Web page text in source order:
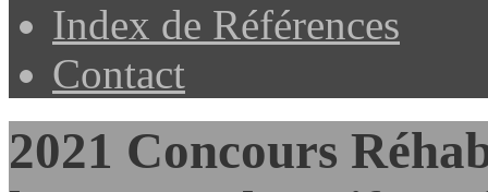
Index de Références
Contact
2021 Concours